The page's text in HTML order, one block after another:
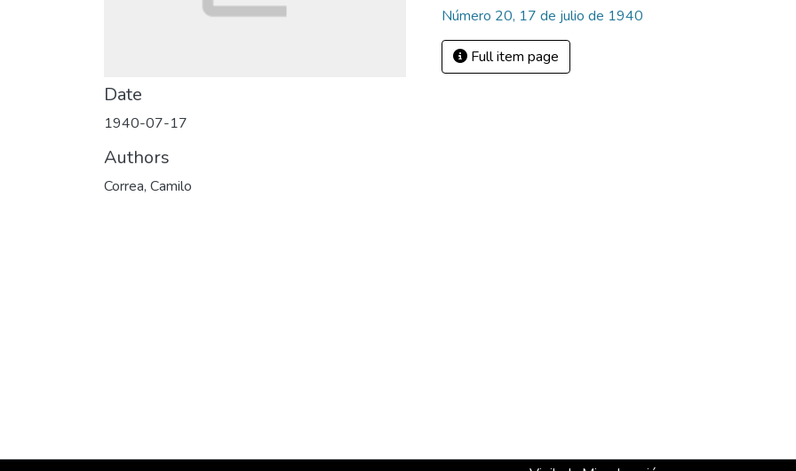
Date
1940-07-17
Authors
Correa, Camilo
Número 20, 17 de julio de 1940
Full item page